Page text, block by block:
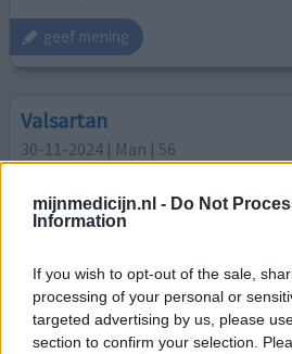
mijnmedicijn.nl - Do Not
Information
If you wish to opt-out of the sale,
processing of your personal or
targeted advertising by us, please
section to confirm your selection.
geef mening
Valsartan
30-11-2024 | Man | 56
valsartan (80mg)
Hoge bloeddruk
Hoeveelheid bijwerkingen
Bijwerkingen
vermoeidheid
doffe hoofdpijn